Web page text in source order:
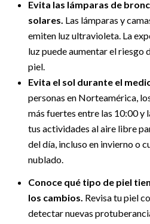
Evita las lámparas de
solares. Las lámparas y
emiten luz ultravioleta. La
luz puede aumentar el riesgo
piel.
Evita el sol durante el
personas en Norteamérica,
más fuertes entre las 10:00 y
tus actividades al aire libre
del día, incluso en invierno o
nublado.
Conoce qué tipo de piel
los cambios. Revisa tu piel
detectar nuevas